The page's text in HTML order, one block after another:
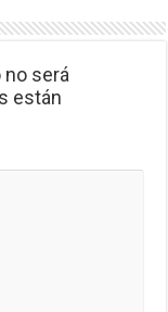
será
están